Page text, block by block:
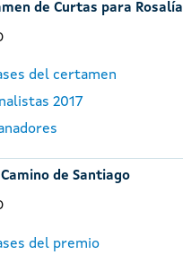
de Curtas para Rosalía
del certamen
2017
de Santiago
del premio